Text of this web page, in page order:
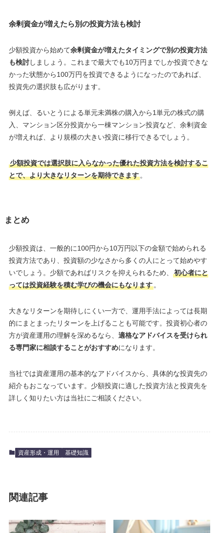
余剰資金が増えたら別の投資方法も検討
少額投資から始めて余剰資金が増えたタイミングで別の投資方法
も検討しましょう。これまで最大でも10万円までしか投資できな
かった状態から100万円を投資できるようになったのであれば、
投資先の選択肢も広がります。
例えば、るいとうによる単元未満株の購入から1単元の株式の購
入、マンション区分投資から一棟マンション投資など、余剰資金
が増えれば、より規模の大きい投資に移行できるでしょう。
少額投資では選択肢に入らなかった優れた投資方法を検討するこ
とで、より大きなリターンを期待できます。
まとめ
少額投資は、一般的に100円から10万円以下の金額で始められる
投資方法であり、投資額の少なさから多くの人にとって始めやす
いでしょう。少額であればリスクを抑えられるため、
初心者にと
っては投資経験を積む学びの機会にもなります。
大きなリターンを期待しにくい一方で、運用手法によっては長期
的にまとまったリターンを上げることも可能です。投資初心者の
方が資産運用の理解を深めるなら、 適格なアドバイスを受けられ
る専門家に相談することがおすすめになります。
当社では資産運用の基本的なアドバイスから、具体的な投資先の
紹介もおこなっています。少額投資に適した投資方法と投資先を
詳しく知りたい方は当社にご相談ください。
資産形成・運用 基礎知識
関連記事